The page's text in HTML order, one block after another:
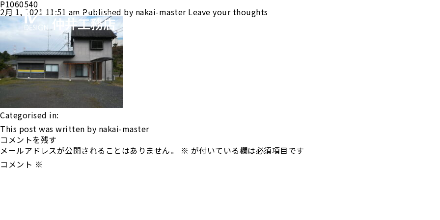
仲井工務店について
P1060540
2月 1, 2021 11:51 am Published by nakai-master Leave your thoughts
Categorised in:
This post was written by nakai-master
コメントを残す
メールアドレスが公開されることはありません。
※ が付いている欄は必須項目です
コメント ※